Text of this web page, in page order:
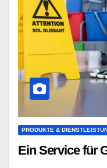
PRODUKTE &
Ein Service für